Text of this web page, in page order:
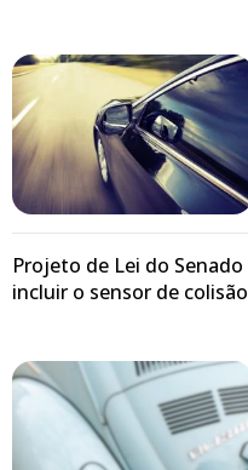
Projeto de Lei do
incluir o sensor de